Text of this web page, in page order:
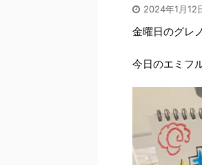
2024年1月12
金曜日のグレ
今日のエミフ